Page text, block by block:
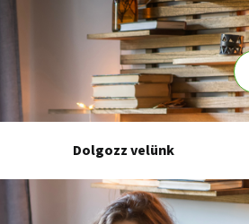
Dolgozz velünk